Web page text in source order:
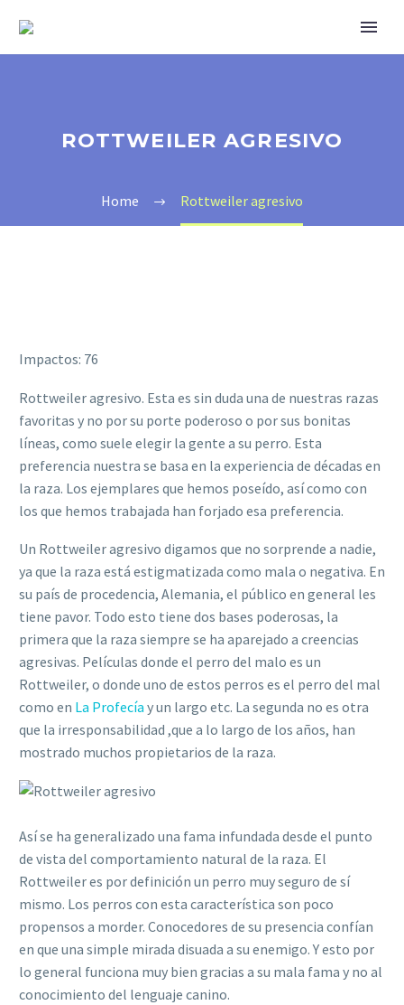
ROTTWEILER AGRESIVO
Home Rottweiler agresivo
Impactos: 76
Rottweiler agresivo. Esta es sin duda una de nuestras razas
favoritas y no por su porte poderoso o por sus bonitas
líneas, como suele elegir la gente a su perro. Esta
preferencia nuestra se basa en la experiencia de décadas en
la raza. Los ejemplares que hemos poseído, así como con
los que hemos trabajada han forjado esa preferencia.
Un Rottweiler agresivo digamos que no sorprende a nadie,
ya que la raza está estigmatizada como mala o negativa. En
su país de procedencia, Alemania, el público en general les
tiene pavor. Todo esto tiene dos bases poderosas, la
primera que la raza siempre se ha aparejado a creencias
agresivas. Películas donde el perro del malo es un
Rottweiler, o donde uno de estos perros es el perro del mal
como en La Profecía y un largo etc. La segunda no es otra
que la irresponsabilidad ,que a lo largo de los años, han
mostrado muchos propietarios de la raza.
Así se ha generalizado una fama infundada desde el punto
de vista del comportamiento natural de la raza. El
Rottweiler es por definición un perro muy seguro de sí
mismo. Los perros con esta característica son poco
propensos a morder. Conocedores de su presencia confían
en que una simple mirada disuada a su enemigo. Y esto por
lo general funciona muy bien gracias a su mala fama y no al
conocimiento del lenguaje canino.